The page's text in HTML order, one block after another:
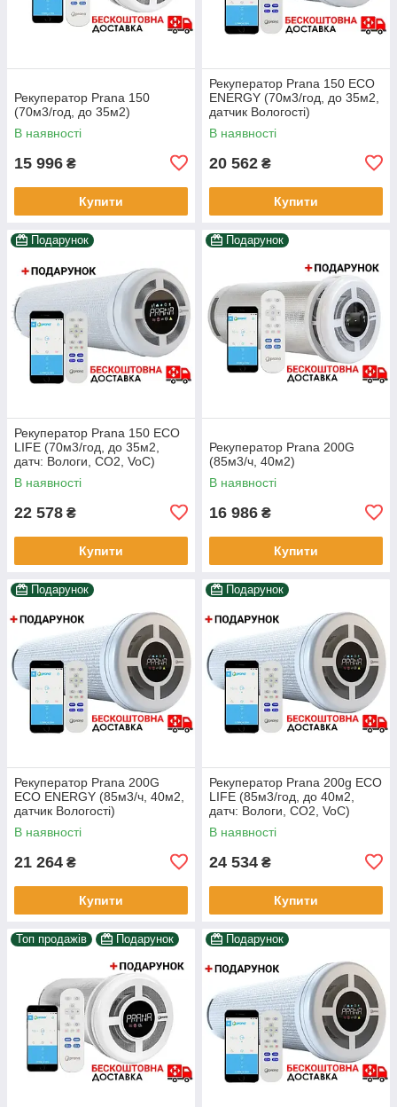
Рекуператор Prana 150
(70м3/год, до 35м2)
В наявності
15 996 ₴
Купити
Рекуператор Prana 150 ECO
ENERGY (70м3/год, до 35м2,
датчик Вологості)
В наявності
20 562 ₴
Купити
Подарунок
Рекуператор Prana 150 ECO
LIFE (70м3/год, до 35м2,
датч: Вологи, CO2, VoC)
В наявності
22 578 ₴
Купити
Подарунок
Рекуператор Prana 200G
(85м3/ч, 40м2)
В наявності
16 986 ₴
Купити
Подарунок
Рекуператор Prana 200G
ECO ENERGY (85м3/ч, 40м2,
датчик Вологості)
В наявності
21 264 ₴
Купити
Подарунок
Рекуператор Prana 200g ECO
LIFE (85м3/год, до 40м2,
датч: Вологи, CO2, VoC)
В наявності
24 534 ₴
Купити
Топ продажів Подарунок Подарунок